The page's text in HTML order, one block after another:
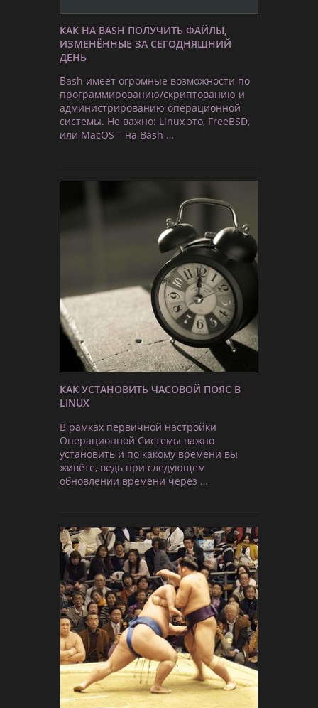
КАК НА BASH ПОЛУЧИТЬ ФАЙЛЫ,
ИЗМЕНЁННЫЕ ЗА СЕГОДНЯШНИЙ
ДЕНЬ
Bash имеет огромные возможности по
программированию/скриптованию и
администрированию операционной
системы. Не важно: Linux это, FreeBSD,
или MacOS – на Bash …
КАК УСТАНОВИТЬ ЧАСОВОЙ ПОЯС В
LINUX
В рамках первичной настройки
Операционной Системы важно
установить и по какому времени вы
живёте, ведь при следующем
обновлении времени через …